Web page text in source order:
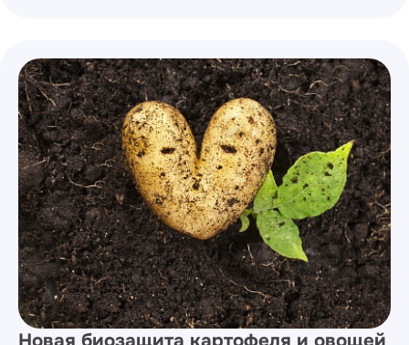
Новая биозащита картофеля и овощей